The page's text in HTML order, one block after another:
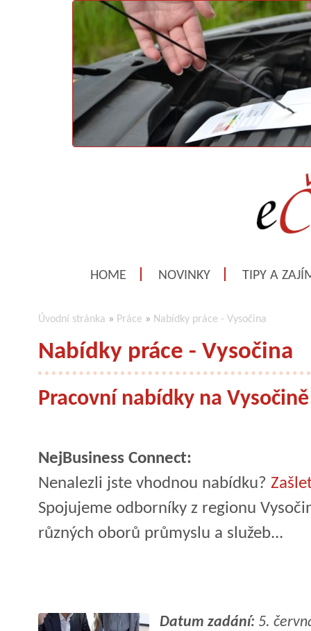
HOME NOVINKY TIPY A
Úvodní stránka » Práce » Nabídky práce - Vysočina
Nabídky práce - Vysočina
Pracovní nabídky na Vysočině
NejBusiness Connect:
Nenalezli jste vhodnou nabídku?
Spojujeme odborníky z regionu
různých oborů průmyslu a služeb...
Datum zadání: 5.